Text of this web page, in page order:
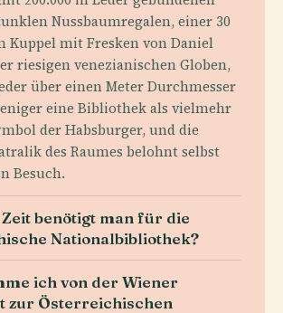
Nussbaumregalen, einer 30
Kuppel mit Fresken von Daniel
riesigen venezianischen Globen,
über einen Meter Durchmesser
eine Bibliothek als vielmehr
der Habsburger, und die
des Raumes belohnt selbst
Besuch.
benötigt man für die
Nationalbibliothek?
ich von der Wiener
zur Österreichischen